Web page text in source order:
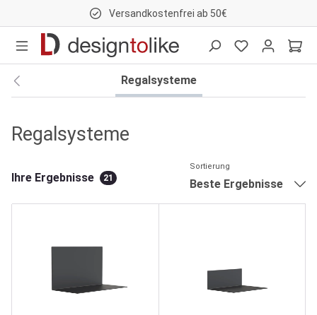
Versandkostenfrei ab 50€
Regalsysteme
Regalsysteme
Ihre Ergebnisse 21
Sortierung
Beste Ergebnisse